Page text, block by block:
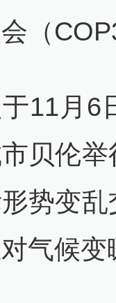
（
11月6
贝伦
势变
气候变